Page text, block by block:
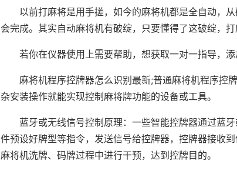
以前打麻将是用手搓，如今的麻将机都是全自动，
会完成。其实自动麻将机有破绽，只要懂得了这破绽，打
若你在仪器使用上需要帮助，想获取一对一指导，
麻将机程序控牌器怎么识别最新;普通麻将机程序控
杂安装操作就能实现控制麻将牌功能的设备或工具。
蓝牙或无线信号控制原理：一些智能控牌器通过蓝
件预设好牌型等指令，发送信号给控牌器，控牌器接收
麻将机洗牌、码牌过程中进行干预，达到控牌目的。